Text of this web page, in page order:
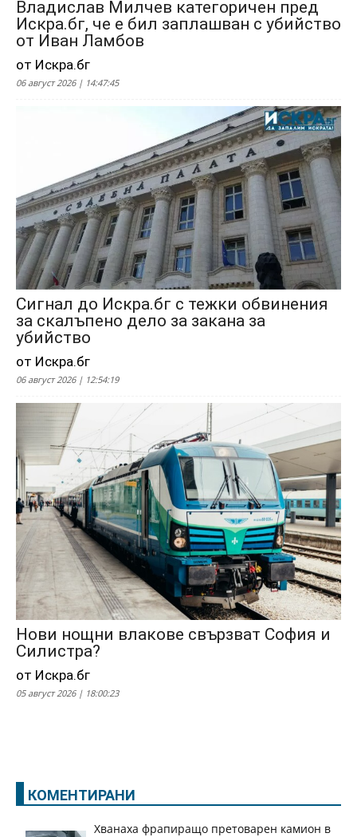
Владислав Милчев категоричен пред
Искра.бг, че е бил заплашван с убийство
от Иван Ламбов
от Искра.бг
06 август 2026 | 14:47:45
Сигнал до Искра.бг с тежки обвинения
за скалъпено дело за закана за
убийство
от Искра.бг
06 август 2026 | 12:54:19
Нови нощни влакове свързват София и
Силистра?
от Искра.бг
05 август 2026 | 18:00:23
КОМЕНТИРАНИ
Хванаха фрапиращо претоварен камион в